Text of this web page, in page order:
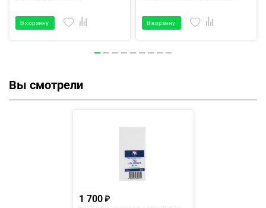
В корзину В корзину
Вы смотрели
1 700